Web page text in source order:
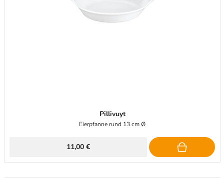
Pillivuyt
Eierpfanne rund 13 cm Ø
11,00 €